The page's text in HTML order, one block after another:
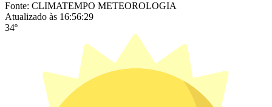
Fonte: CLIMATEMPO METEOROLOGIA
Atualizado às 16:56:29
34º